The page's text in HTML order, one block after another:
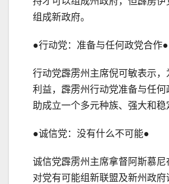
组成新政府。
●行动党：准备与任何政党合作●
行动党霹雳州主席倪可敏表示，
利益，霹雳州行动党准备与任
助成立一个多元种族、强大和稳
●诚信党：没有什么不可能●
诚信党霹雳州主席拿督阿斯慕尼
对党有可能组新联盟及新州政府